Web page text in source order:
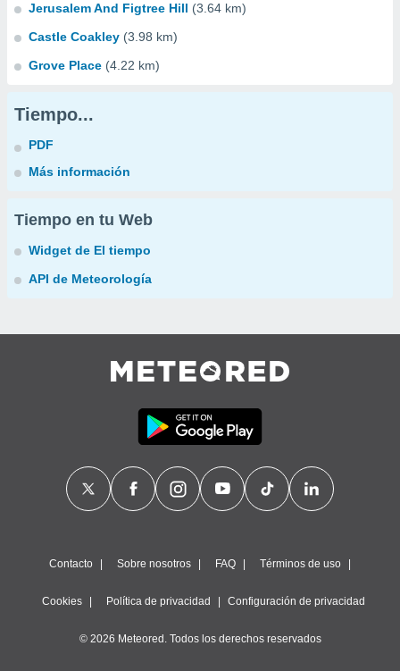
Jerusalem And Figtree Hill (3.64 km)
Castle Coakley (3.98 km)
Grove Place (4.22 km)
Tiempo...
PDF
Más información
Tiempo en tu Web
Widget de El tiempo
API de Meteorología
Contacto Sobre nosotros FAQ Términos de uso
Cookies Política de privacidad Configuración de privacidad
© 2026 Meteored. Todos los derechos reservados